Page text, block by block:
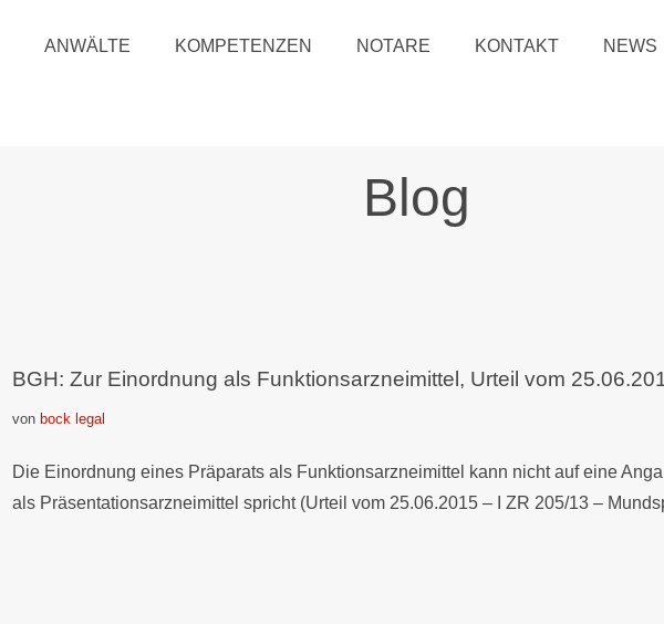
ANWÄLTE KOMPETENZEN NOTARE KONTAKT NEWS
Blog
BGH: Zur Einordnung als Funktionsarzneimittel, Urteil vom
von bock legal
Die Einordnung eines Präparats als Funktionsarzneimittel kann nicht auf eine
als Präsentationsarzneimittel spricht (Urteil vom 25.06.2015 – I ZR 205/13 –